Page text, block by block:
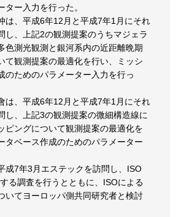
ー入力を行った。
は、平成6年12月と平成7年1月にそれ
し、上記2の観測提案のうちマジェラ
色測光観測と銀河系内の近距離晩期
て観測提案の最適化を行い、ミッシ
のためのパラメーター入力を行っ
は、平成6年12月と平成7年1月にそれ
し、上記3の観測提案の微細構造線に
ピングについて観測提案の最適化を
タベース作成のためのパラメーター
成7年3月エステックを訪問し、ISO
る調査を行うとともに、ISOによる
いてヨーロッパ側共同研究者と検討